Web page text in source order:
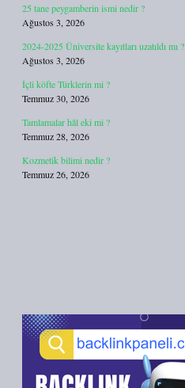
25 tane peygamberin ismi nedir ?
Ağustos 3, 2026
2024-2025 Üniversite kayıtları uzatıldı mı ?
Ağustos 3, 2026
İçli köfte Türklerin mi ?
Temmuz 30, 2026
Tamlamalar hâl eki mi ?
Temmuz 28, 2026
Kozmetik bilimi nedir ?
Temmuz 26, 2026